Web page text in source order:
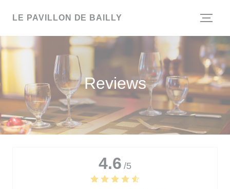
LE PAVILLON DE BAILLY
Reviews
4.6 /5